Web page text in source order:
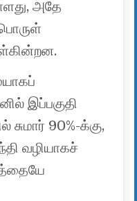
அதே
இப்பகுதி
சுமார் 90%-க்கு,
வழியாகச்